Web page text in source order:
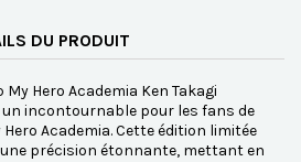
DU PRODUIT
Hero Academia Ken Takagi
incontournable pour les fans de
Academia. Cette édition limitée
précision étonnante, mettant en